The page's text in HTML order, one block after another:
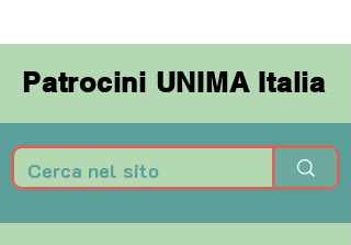
Patrocini UNIMA Italia
Patrocini UNIMA Italia